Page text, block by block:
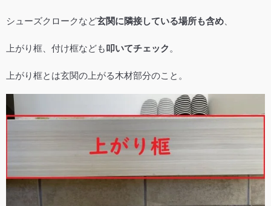
シューズクロークなど玄関に隣接している場所も含め
上がり框、付け框なども 叩いてチェック 。
上がり框とは玄関の上がる木材部分のこと。